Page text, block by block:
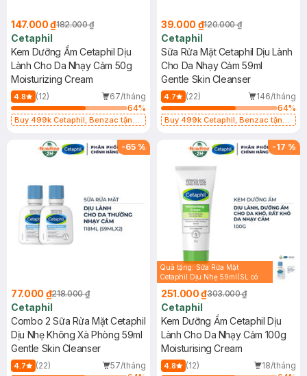
147.000 ₫182.000 ₫
Cetaphil
Kem Dưỡng Ẩm Cetaphil Dịu
Lành Cho Da Nhạy Cảm 50g
Moisturizing Cream
4.8 (12)
67/tháng
64%
Buy 499k Cetaphil, Benzac tặng
39.000 ₫120.000 ₫
Cetaphil
Sữa Rửa Mặt Cetaphil Dịu Lành
Cho Da Nhạy Cảm 59ml
Gentle Skin Cleanser
4.7 (22)
146/tháng
64%
Buy 499k Cetaphil, Benzac tặng
-65 %
77.000 ₫218.000 ₫
Cetaphil
Combo 2 Sữa Rửa Mặt Cetaphil
Dịu Nhẹ Không Xà Phòng 59ml
Gentle Skin Cleanser
4.7 (22)
57/tháng
-17 %
Quà tặng: Sữa Rửa Mặt
Cetaphil Dịu Nhẹ 59ml(SL có
251.000 ₫303.000 ₫
Cetaphil
Kem Dưỡng Ẩm Cetaphil Dịu
Lành Cho Da Nhạy Cảm 100g
Moisturising Cream
4.8 (12)
18/tháng